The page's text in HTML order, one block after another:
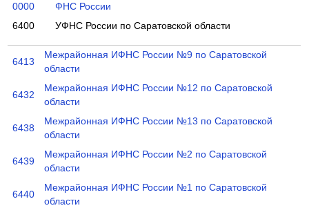
0000
ФНС России
6400
УФНС России по Саратовской области
6413
Межрайонная ИФНС России №9 по Саратовской
области
6432
Межрайонная ИФНС России №12 по Саратовской
области
6438
Межрайонная ИФНС России №13 по Саратовской
области
6439
Межрайонная ИФНС России №2 по Саратовской
области
6440
Межрайонная ИФНС России №1 по Саратовской
области